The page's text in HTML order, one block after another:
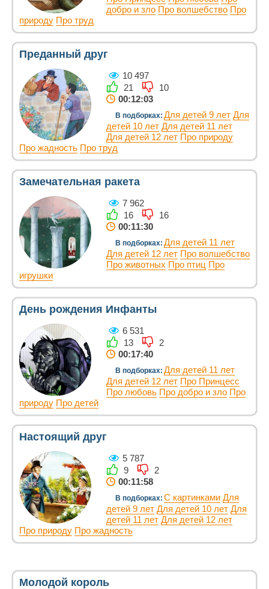
добро и зло Про волшебство Про
природу Про труд
Преданный друг
10 497
21
10
00:12:03
В подборках: Для детей 9 лет Для
детей 10 лет Для детей 11 лет
Для детей 12 лет Про природу
Про жадность Про труд
Замечательная ракета
7 962
16
16
00:11:30
В подборках: Для детей 11 лет
Для детей 12 лет Про волшебство
Про животных Про птиц Про
игрушки
День рождения Инфанты
6 531
13
2
00:17:40
В подборках: Для детей 11 лет
Для детей 12 лет Про Принцесс
Про любовь Про добро и зло Про
природу Про детей
Настоящий друг
5 787
9
2
00:11:58
В подборках: С картинками Для
детей 9 лет Для детей 10 лет Для
детей 11 лет Для детей 12 лет
Про природу Про жадность
Молодой король